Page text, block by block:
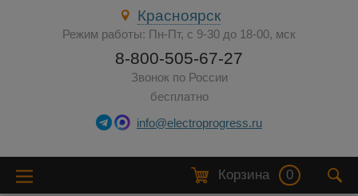
Красноярск
Режим работы: Пн-Пт, с 9-30 до 18-00, мск
8-800-505-67-27
Звонок по России
бесплатно
info@electroprogress.ru
Корзина 0